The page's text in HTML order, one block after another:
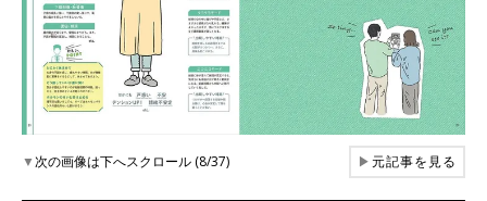
▼次の画像は下へスクロール (8/37) ▶元記事を見る